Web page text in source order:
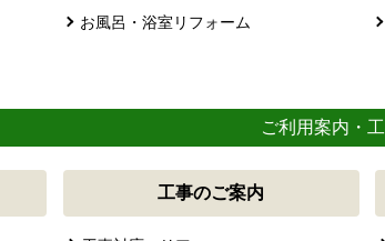
お風呂・浴室リフォーム
ご利用案内・
工事のご案内